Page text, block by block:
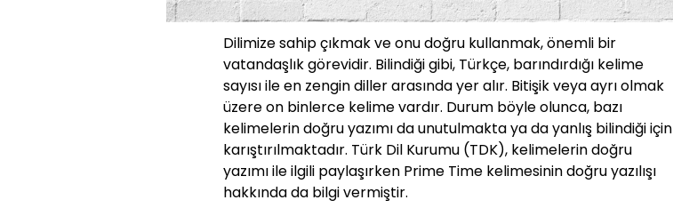
Dilimize sahip çıkmak ve onu doğru kullanmak, önemli bir
vatandaşlık görevidir. Bilindiği gibi, Türkçe, barındırdığı kelime
sayısı ile en zengin diller arasında yer alır. Bitişik veya ayrı olmak
üzere on binlerce kelime vardır. Durum böyle olunca, bazı
kelimelerin doğru yazımı da unutulmakta ya da yanlış bilindiği için
karıştırılmaktadır. Türk Dil Kurumu (TDK), kelimelerin doğru
yazımı ile ilgili paylaşırken Prime Time kelimesinin doğru yazılışı
hakkında da bilgi vermiştir.